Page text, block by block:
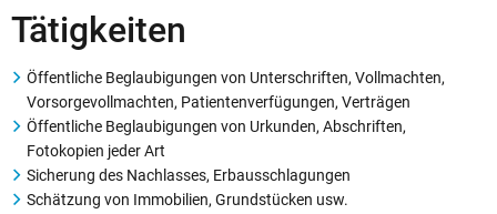
Tätigkeiten
Öffentliche Beglaubigungen von Unterschriften, Vollmachten,
Vorsorgevollmachten, Patientenverfügungen, Verträgen
Öffentliche Beglaubigungen von Urkunden, Abschriften,
Fotokopien jeder Art
Sicherung des Nachlasses, Erbausschlagungen
Schätzung von Immobilien, Grundstücken usw.